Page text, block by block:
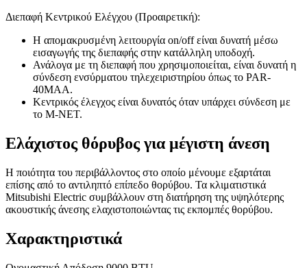
Διεπαφή Κεντρικού Ελέγχου (Προαιρετική):
Η απομακρυσμένη λειτουργία on/off είναι δυνατή μέσω
εισαγωγής της διεπαφής στην κατάλληλη υποδοχή.
Ανάλογα με τη διεπαφή που χρησιμοποιείται, είναι δυνατή η
σύνδεση ενσύρματου τηλεχειριστηρίου όπως το PAR-
40MAA.
Κεντρικός έλεγχος είναι δυνατός όταν υπάρχει σύνδεση με
το M-NET.
Ελάχιστος θόρυβος για μέγιστη άνεση
Η ποιότητα του περιβάλλοντος στο οποίο μένουμε εξαρτάται
επίσης από το αντιληπτό επίπεδο θορύβου. Τα κλιματιστικά
Mitsubishi Electric συμβάλλουν στη διατήρηση της υψηλότερης
ακουστικής άνεσης ελαχιστοποιώντας τις εκπομπές θορύβου.
Χαρακτηριστικά